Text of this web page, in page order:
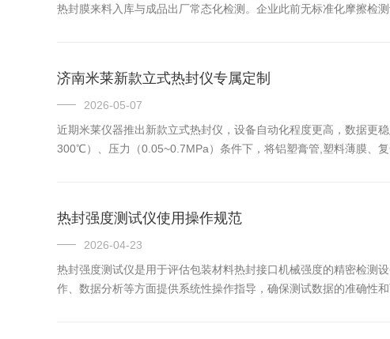
热封膜来料入库与成品出厂常态化检测。企业此前无标准化摩擦检测
济南米莱新款立式热封仪专属定制
2026-05-07
近期米莱仪器推出新款立式热封仪，设备自动化程度更高，数据更
300℃）、压力（0.05~0.7MPa）条件下，将铝塑膏管,塑料薄膜、复
热封强度测试仪使用操作规范
2026-04-23
热封强度测试仪是用于评估包装材料热封接口机械强度的精密检测
作、数据分析等方面提供系统性操作指导，确保测试数据的准确性